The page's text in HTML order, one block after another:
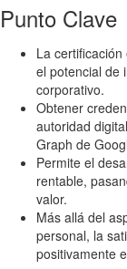
Punto Clave
La
el potencial de
corporativo.
Obtener
autoridad
Graph de
Permite el
rentable,
valor.
Más allá del
personal, la
positivamente